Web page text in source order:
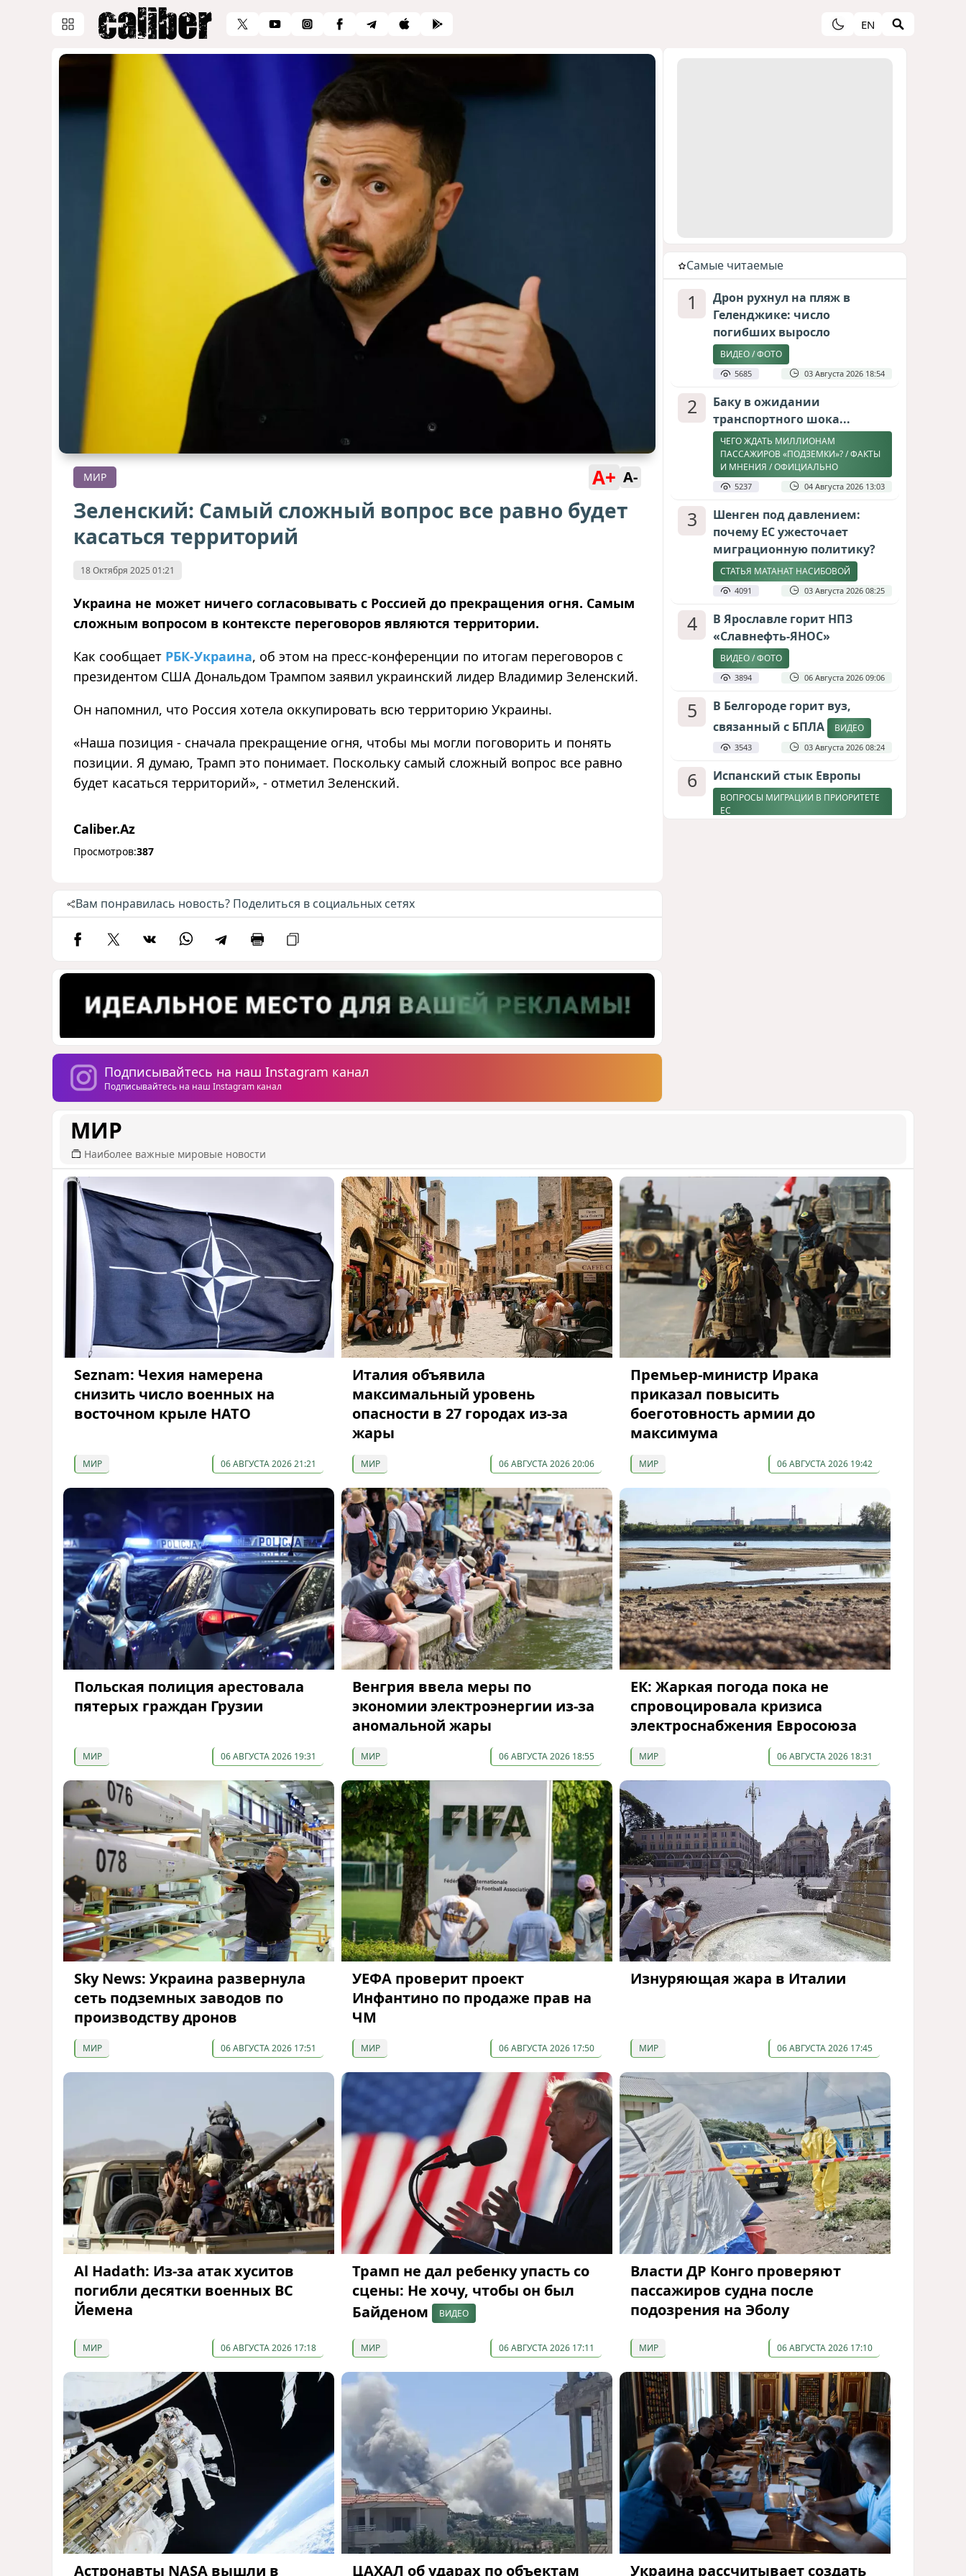
EN
МИР A+ A-
Зеленский: Самый сложный вопрос все равно будет
касаться территорий
18 Октября 2025 01:21
Украина не может ничего согласовывать с Россией до прекращения огня. Самым
сложным вопросом в контексте переговоров являются территории.
Как сообщает РБК-Украина, об этом на пресс-конференции по итогам переговоров с
президентом США Дональдом Трампом заявил украинский лидер Владимир Зеленский.
Он напомнил, что Россия хотела оккупировать всю территорию Украины.
«Наша позиция - сначала прекращение огня, чтобы мы могли поговорить и понять
позиции. Я думаю, Трамп это понимает. Поскольку самый сложный вопрос все равно
будет касаться территорий», - отметил Зеленский.
Caliber.Az
Просмотров:387
Вам понравилась новость? Поделиться в социальных сетях
Подписывайтесь на наш Instagram канал
Подписывайтесь на наш Instagram канал
Cамые читаемые
1
Дрон рухнул на пляж в
Геленджике: число
погибших выросло
ВИДЕО / ФОТО
5685 03 Августа 2026 18:54
2
Баку в ожидании
транспортного шока...
ЧЕГО ЖДАТЬ МИЛЛИОНАМ
ПАССАЖИРОВ «ПОДЗЕМКИ»? / ФАКТЫ
И МНЕНИЯ / ОФИЦИАЛЬНО
5237 04 Августа 2026 13:03
3
Шенген под давлением:
почему ЕС ужесточает
миграционную политику?
СТАТЬЯ МАТАНАТ НАСИБОВОЙ
4091 03 Августа 2026 08:25
4
В Ярославле горит НПЗ
«Славнефть-ЯНОС»
ВИДЕО / ФОТО
3894 06 Августа 2026 09:06
5
В Белгороде горит вуз,
связанный с БПЛА
ВИДЕО
3543 03 Августа 2026 08:24
6 Испанский стык Европы
ВОПРОСЫ МИГРАЦИИ В ПРИОРИТЕТЕ
ЕС
10 Стена в океане
КИТАЙ ПРОВЕЛ УЧЕНИЯ В ЮЖНО-
КИТАЙСКОМ МОРЕ
1923 03 Августа 2026 20:23
МИР
Наиболее важные мировые новости
Seznam: Чехия намерена
снизить число военных на
восточном крыле НАТО
МИР 06 АВГУСТА 2026 21:21
Италия объявила
максимальный уровень
опасности в 27 городах из-за
жары
МИР 06 АВГУСТА 2026 20:06
Премьер-министр Ирака
приказал повысить
боеготовность армии до
максимума
МИР 06 АВГУСТА 2026 19:42
Польская полиция арестовала
пятерых граждан Грузии
МИР 06 АВГУСТА 2026 19:31
Венгрия ввела меры по
экономии электроэнергии из-за
аномальной жары
МИР 06 АВГУСТА 2026 18:55
ЕК: Жаркая погода пока не
спровоцировала кризиса
электроснабжения Евросоюза
МИР 06 АВГУСТА 2026 18:31
Sky News: Украина развернула
сеть подземных заводов по
производству дронов
МИР 06 АВГУСТА 2026 17:51
УЕФА проверит проект
Инфантино по продаже прав на
ЧМ
МИР 06 АВГУСТА 2026 17:50
Изнуряющая жара в Италии
МИР 06 АВГУСТА 2026 17:45
Al Hadath: Из-за атак хуситов
погибли десятки военных ВС
Йемена
МИР 06 АВГУСТА 2026 17:18
Трамп не дал ребенку упасть со
сцены: Не хочу, чтобы он был
Байденом
ВИДЕО
МИР 06 АВГУСТА 2026 17:11
Власти ДР Конго проверяют
пассажиров судна после
подозрения на Эболу
МИР 06 АВГУСТА 2026 17:10
Астронавты NASA вышли в ЦАХАЛ об ударах по объектам Украина рассчитывает создать